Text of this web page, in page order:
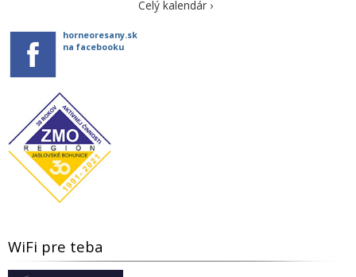
Celý kalendár ›
horneoresany.sk
na facebooku
WiFi pre teba